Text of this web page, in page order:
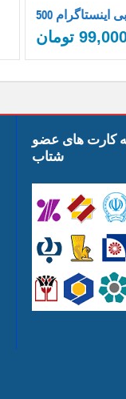
اینستاگرام
تومان
کارت های عضو
شتاب